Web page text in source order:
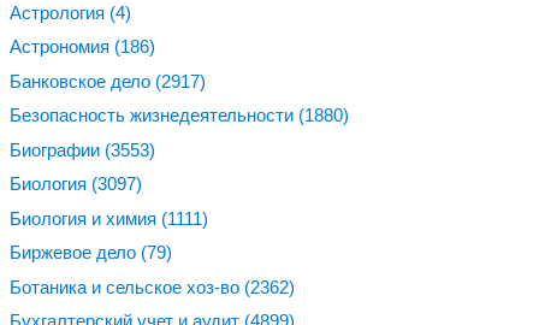
Астрология (4)
Астрономия (186)
Банковское дело (2917)
Безопасность жизнедеятельности (1880)
Биографии (3553)
Биология (3097)
Биология и химия (1111)
Биржевое дело (79)
Ботаника и сельское хоз-во (2362)